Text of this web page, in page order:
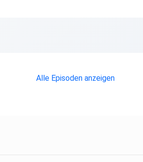
Alle Episoden anzeigen